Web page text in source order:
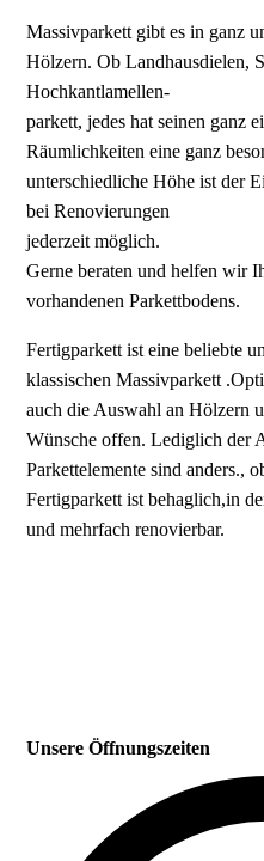
Massivparkett gibt es in ganz
Hölzern. Ob Landhausdielen,
Hochkantlamellen-
parkett, jedes hat seinen ganz
Räumlichkeiten eine ganz
unterschiedliche Höhe ist der
bei Renovierungen
jederzeit möglich.
Gerne beraten und helfen wir
vorhandenen Parkettbodens.
Fertigparkett ist eine beliebte
klassischen Massivparkett
auch die Auswahl an Hölzern
Wünsche offen. Lediglich der
Parkettelemente sind anders.,
Fertigparkett ist behaglich,in
und mehrfach renovierbar.
Unsere Öffnungszeiten